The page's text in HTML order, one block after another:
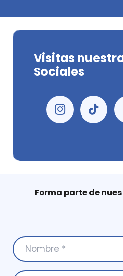
Visitas
Sociales
Forma parte de